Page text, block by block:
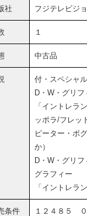
社 フジテレビジ
１
中古品
付・スペシャ
D・W・グリ
「イントレラ
ッポラ/フレッ
ピーター・ボ
か）
D・W・グリ
グラフィー
「イントレラ
条件
１２４８５